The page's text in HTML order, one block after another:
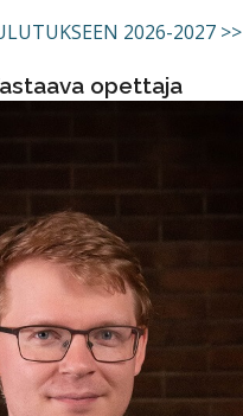
2026-2027 >>
opettaja